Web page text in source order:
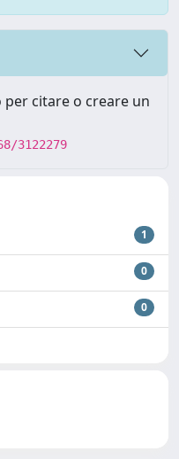
citare o creare un
3122279
1
0
0